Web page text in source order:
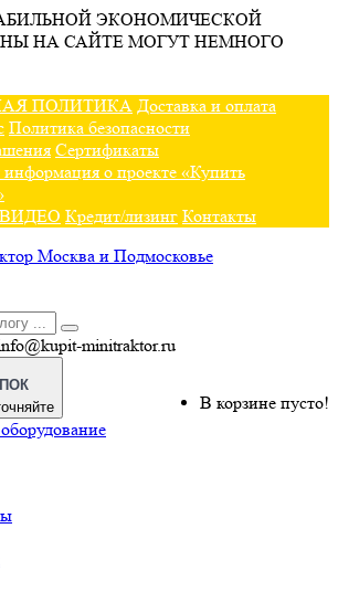
ЭКОНОМИЧЕСКОЙ
НА САЙТЕ МОГУТ НЕМНОГО
ПОЛИТИКА Доставка и оплата
Политика безопасности
Сертификаты
о проекте «Купить
ВИДЕО Кредит/лизинг Контакты
minitraktor.ru
В корзине пусто!